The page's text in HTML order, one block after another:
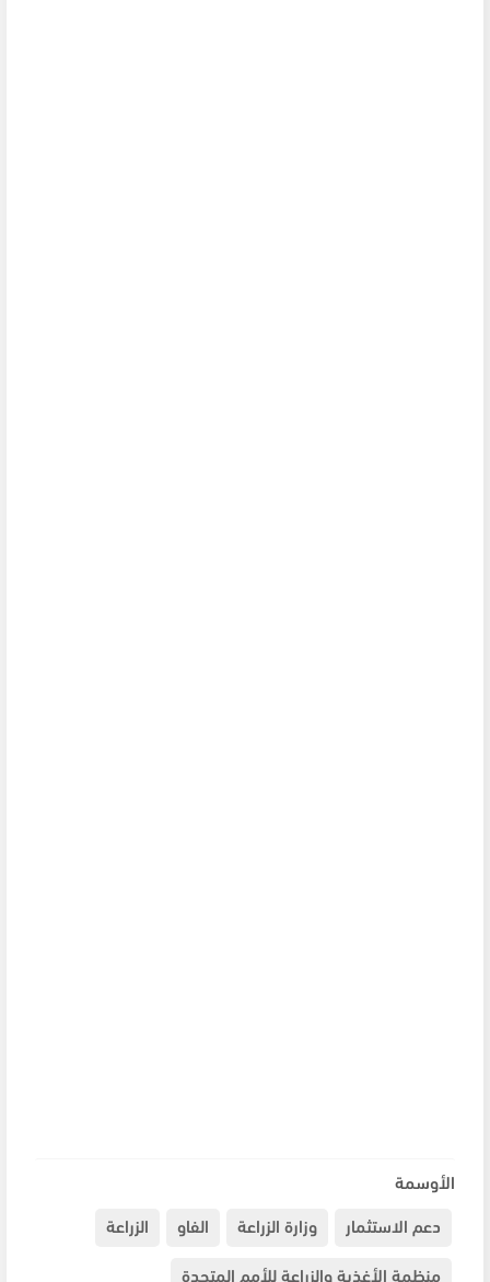
الأوسمة
دعم الاستثمار
وزارة الزراعة الفاو
الزراعة
منظمة الأغذية والزراعة للأمم المتحدة